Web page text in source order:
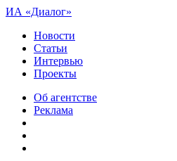
ИА «Диалог»
Новости
Статьи
Интервью
Проекты
Об агентстве
Реклама